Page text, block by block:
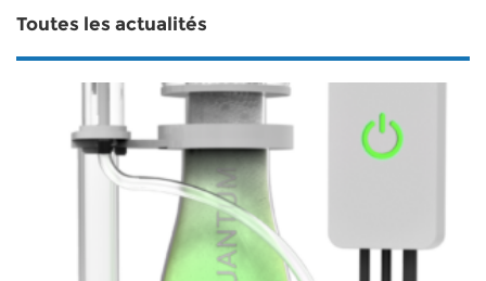
Toutes les actualités